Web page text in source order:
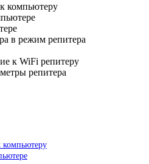
компьютеру
в режим репитера
к WiFi репитеру
репитера
компьютеру